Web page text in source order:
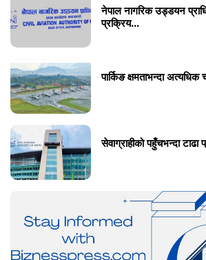
नेपाल नागरिक उड्डयन
प्रक्रिय...
पार्किङ क्षमताभन्दा
सेवाग्राहीको पहुँचभन्दा